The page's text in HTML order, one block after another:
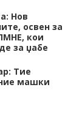
Нов
освен за
кои
за џабе
Тие
машки